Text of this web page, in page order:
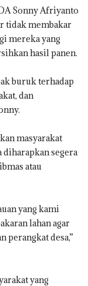
Sonny Afriyanto
tidak membakar
mereka yang
hasil panen.
buruk terhadap
dan
masyarakat
diharapkan segera
atau
yang kami
lahan agar
perangkat desa,”
yang